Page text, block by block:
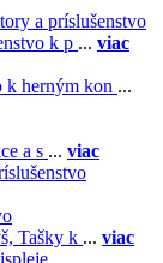
a príslušenstvo
k p ... viac
k herným kon ...
a s ... viac
Tašky k ... viac